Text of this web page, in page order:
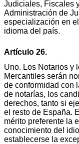
Judiciales, Fiscales
Administración de
especialización en
idioma del país.
Artículo 26.
Uno. Los Notarios y
Mercantiles serán
de conformidad con
de notarías, los
derechos, tanto si
el resto de España.
mérito preferente la
conocimiento del
establecerse la